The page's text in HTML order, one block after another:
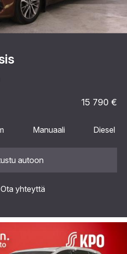
15 790 €
Manuaali Diesel
autoon
Ota yhteyttä